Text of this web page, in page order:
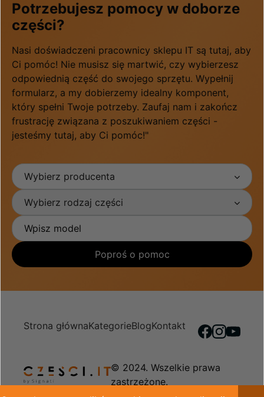
Potrzebujesz pomocy w doborze
części?
Nasi doświadczeni pracownicy sklepu IT są tutaj, aby
Ci pomóc! Nie musisz się martwić, czy wybierzesz
odpowiednią część do swojego sprzętu. Wypełnij
formularz, a my dobierzemy idealny komponent,
który spełni Twoje potrzeby. Zaufaj nam i zakończ
frustrację związana z poszukiwaniem części -
jesteśmy tutaj, aby Ci pomóc!"
Wybierz producenta
Wybierz rodzaj części
Poproś o pomoc
Strona głównaKategorieBlogKontakt
© 2024. Wszelkie prawa
zastrzeżone.